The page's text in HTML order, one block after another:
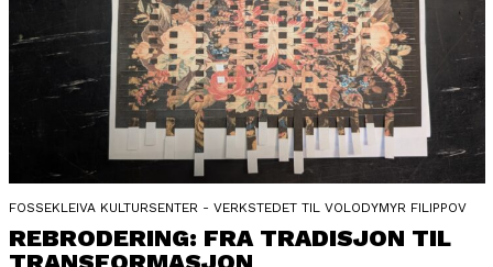
FOSSEKLEIVA KULTURSENTER - VERKSTEDET TIL VOLODYMYR FILIPPOV
REBRODERING: FRA TRADISJON TIL